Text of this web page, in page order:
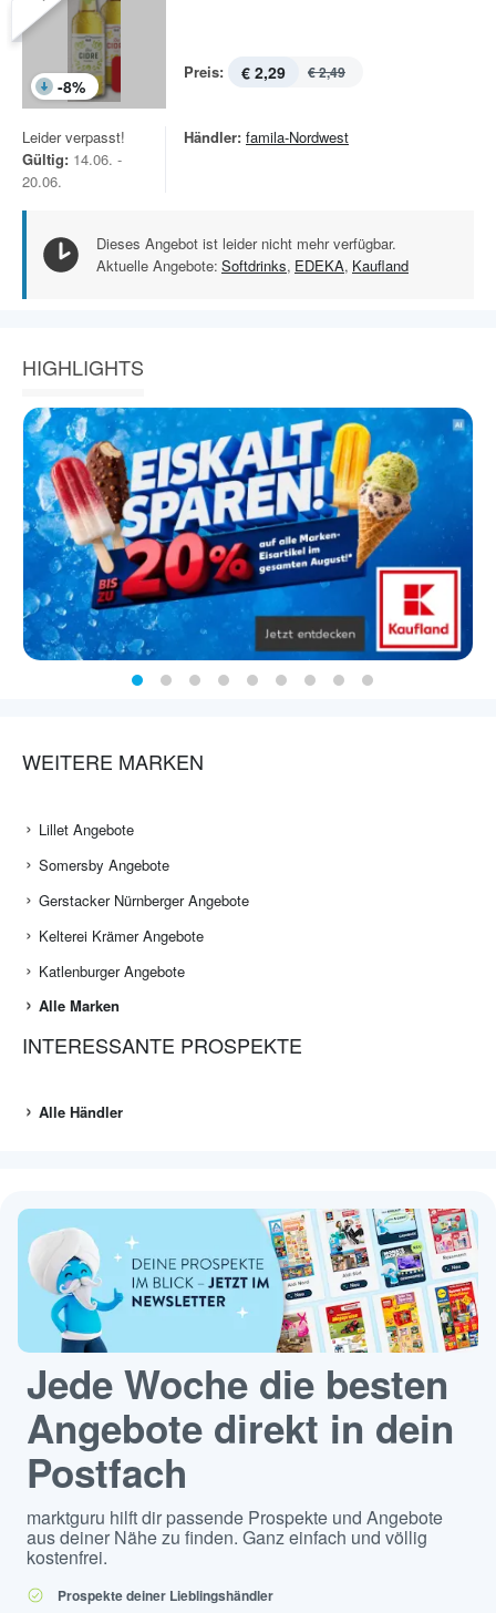
-8%
Preis: € 2,29 € 2,49
Leider verpasst!
Gültig: 14.06. -
20.06.
Händler: famila-Nordwest
Dieses Angebot ist leider nicht mehr verfügbar.
Aktuelle Angebote: Softdrinks, EDEKA, Kaufland
HIGHLIGHTS
WEITERE MARKEN
Lillet Angebote
Somersby Angebote
Gerstacker Nürnberger Angebote
Kelterei Krämer Angebote
Katlenburger Angebote
Alle Marken
INTERESSANTE PROSPEKTE
Alle Händler
Jede Woche die besten
Angebote direkt in dein
Postfach
marktguru hilft dir passende Prospekte und Angebote
aus deiner Nähe zu finden. Ganz einfach und völlig
kostenfrei.
Prospekte deiner Lieblingshändler